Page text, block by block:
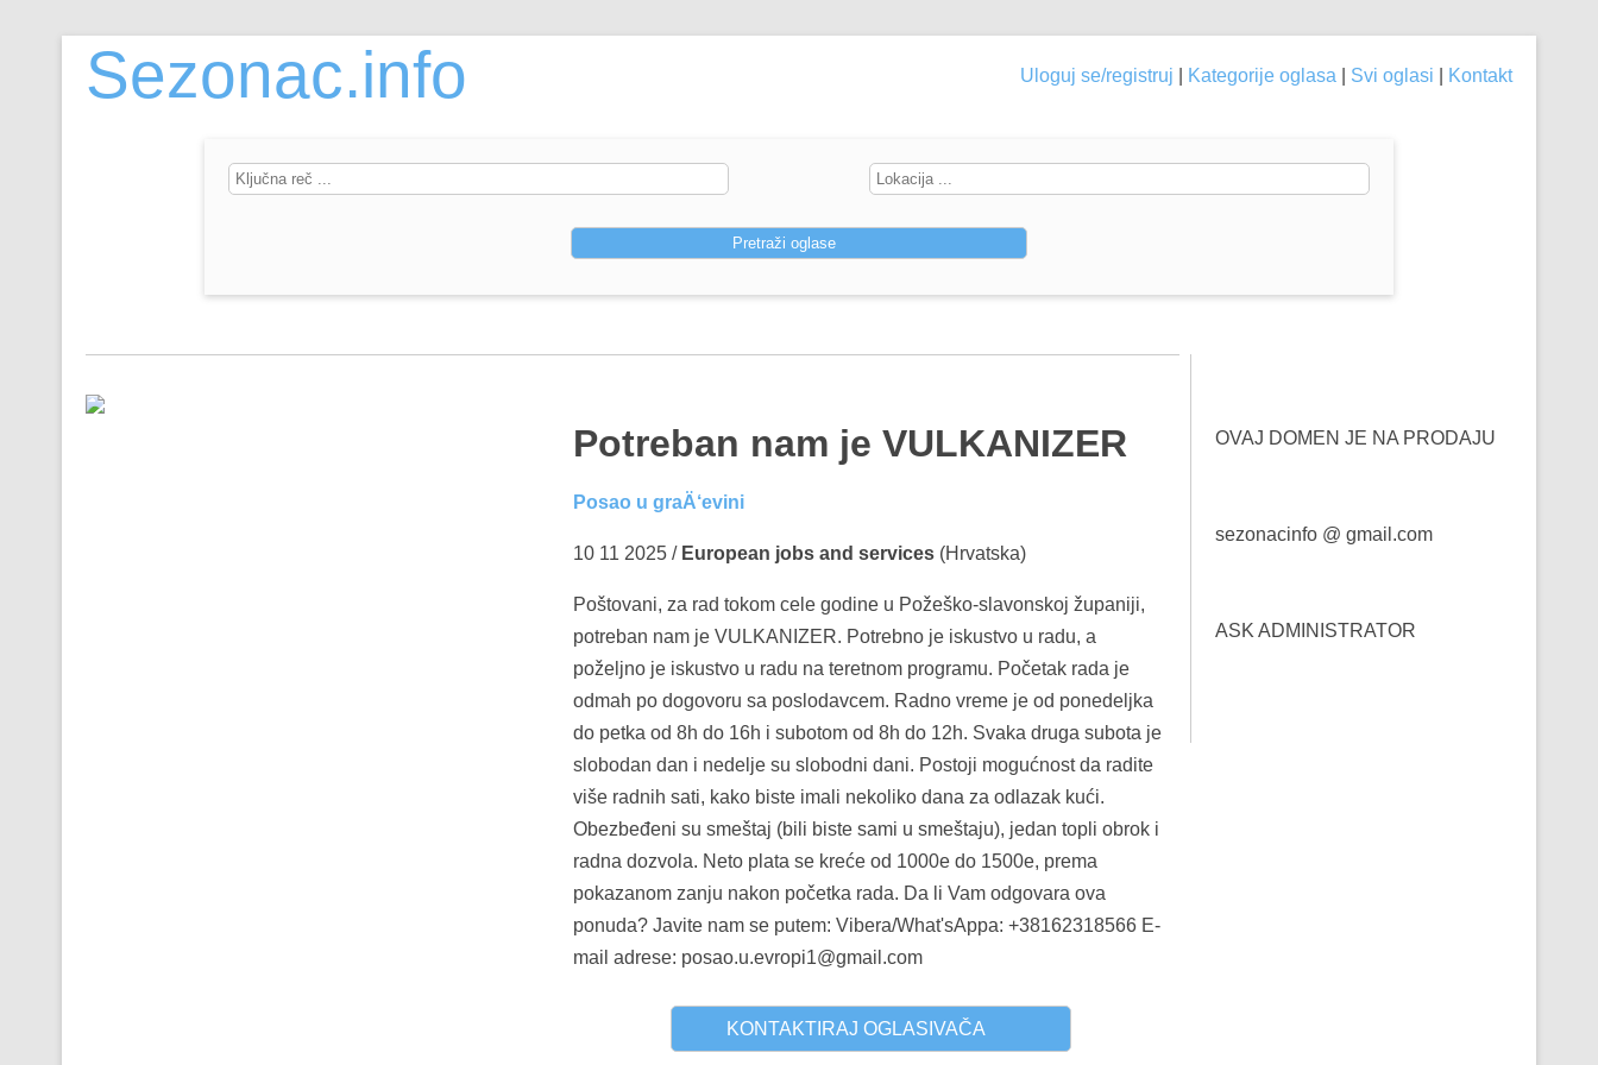
Sezonac.info Uloguj se/registruj Kategorije oglasa Svi oglasi Kontakt
Potreban nam je VULKANIZER
Posao u graÄ‘evini
10 11 2025 / European jobs and services (Hrvatska)
Poštovani, za rad tokom cele godine u Požeško-slavonskoj županiji,
potreban nam je VULKANIZER. Potrebno je iskustvo u radu, a
poželjno je iskustvo u radu na teretnom programu. Početak rada je
odmah po dogovoru sa poslodavcem. Radno vreme je od ponedeljka
do petka od 8h do 16h i subotom od 8h do 12h. Svaka druga subota je
slobodan dan i nedelje su slobodni dani. Postoji mogućnost da radite
više radnih sati, kako biste imali nekoliko dana za odlazak kući.
Obezbeđeni su smeštaj (bili biste sami u smeštaju), jedan topli obrok i
radna dozvola. Neto plata se kreće od 1000e do 1500e, prema
pokazanom zanju nakon početka rada. Da li Vam odgovara ova
ponuda? Javite nam se putem: Vibera/What'sAppa: +38162318566 E-
mail adrese: posao.u.evropi1@gmail.com
KONTAKTIRAJ OGLASIVAČA
OVAJ DOMEN JE NA PRODAJU
sezonacinfo @ gmail.com
ASK ADMINISTRATOR